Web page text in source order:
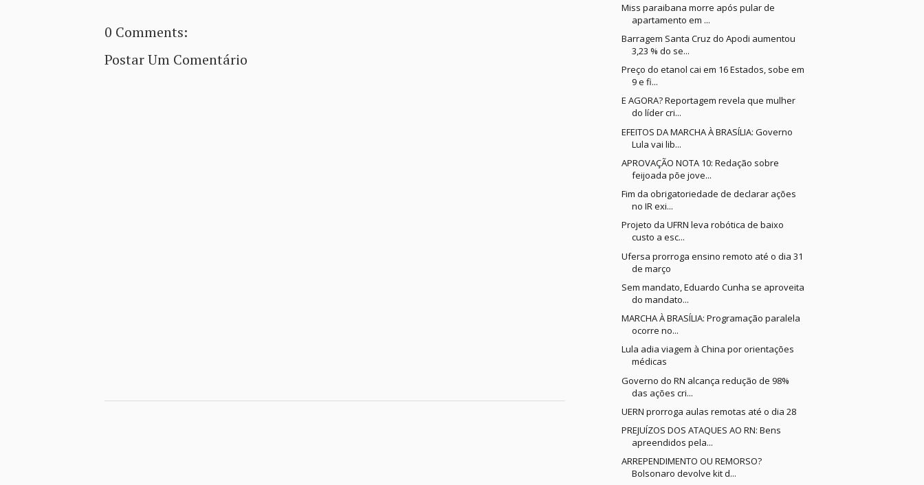
0 Comments:
Postar Um Comentário
Miss paraibana morre após pular de
apartamento em ...
Barragem Santa Cruz do Apodi aumentou
3,23 % do se...
Preço do etanol cai em 16 Estados, sobe em
9 e fi...
E AGORA? Reportagem revela que mulher
do líder cri...
EFEITOS DA MARCHA À BRASÍLIA: Governo
Lula vai lib...
APROVAÇÃO NOTA 10: Redação sobre
feijoada põe jove...
Fim da obrigatoriedade de declarar ações
no IR exi...
Projeto da UFRN leva robótica de baixo
custo a esc...
Ufersa prorroga ensino remoto até o dia 31
de março
Sem mandato, Eduardo Cunha se aproveita
do mandato...
MARCHA À BRASÍLIA: Programação paralela
ocorre no...
Lula adia viagem à China por orientações
médicas
Governo do RN alcança redução de 98%
das ações cri...
UERN prorroga aulas remotas até o dia 28
PREJUÍZOS DOS ATAQUES AO RN: Bens
apreendidos pela...
ARREPENDIMENTO OU REMORSO?
Bolsonaro devolve kit d...